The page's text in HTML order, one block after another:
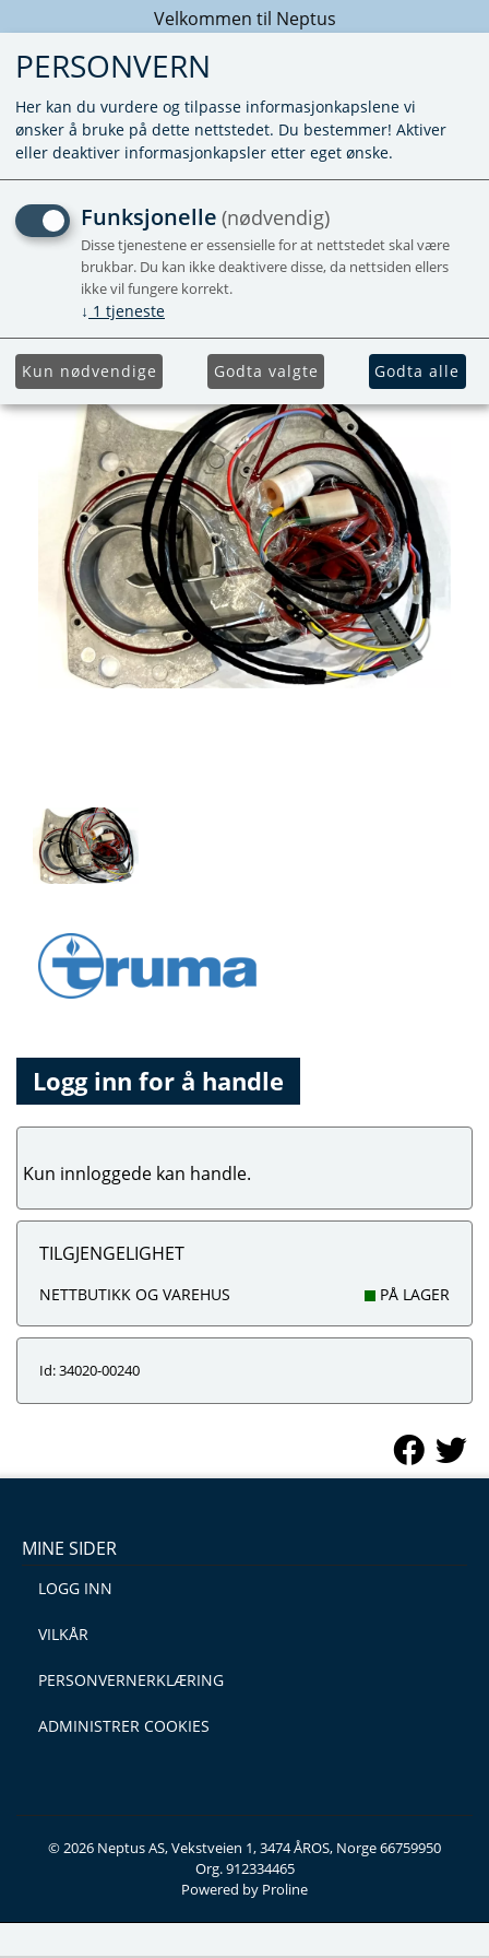
Velkommen til Neptus
KABELSTOKK SETT INDRE
COMBI 4/4E
Logg inn for å handle
Kun innloggede kan handle.
TILGJENGELIGHET
NETTBUTIKK OG VAREHUS PÅ LAGER
Id: 34020-00240
MINE SIDER
LOGG INN
VILKÅR
PERSONVERNERKLÆRING
ADMINISTRER COOKIES
© 2026 Neptus AS, Vekstveien 1, 3474 ÅROS, Norge 66759950
Org. 912334465
Powered by Proline
PERSONVERN
Her kan du vurdere og tilpasse informasjonkapslene vi
ønsker å bruke på dette nettstedet. Du bestemmer! Aktiver
eller deaktiver informasjonkapsler etter eget ønske.
Funksjonelle (nødvendig)
Disse tjenestene er essensielle for at nettstedet skal være
brukbar. Du kan ikke deaktivere disse, da nettsiden ellers
ikke vil fungere korrekt.
↓ 1 tjeneste
Kun nødvendige Godta valgte Godta alle